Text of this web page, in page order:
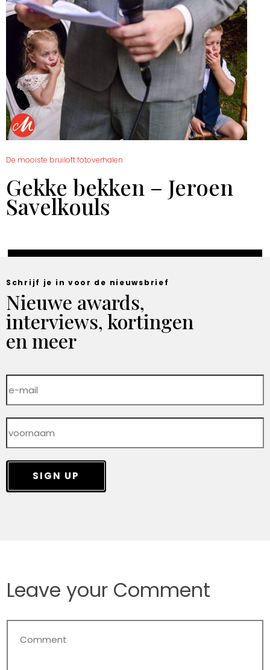
De mooiste bruiloft fotoverhalen
Gekke bekken – Jeroen
Savelkouls
Schrijf je in voor de nieuwsbrief
Nieuwe awards,
interviews, kortingen
en meer
SIGN UP
Leave your Comment